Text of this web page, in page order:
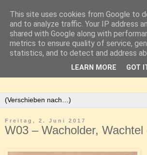
Freitag, 2. Juni 2017
W03 – Wacholder, Wachtel
This site uses cookies from Google to
and to analyze traffic. Your IP address
shared with Google along with
metrics to ensure quality of service,
statistics, and to detect and address
LEARN MORE GOT